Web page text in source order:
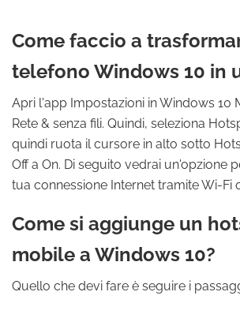
Come faccio a
telefono Windows 10 in
Apri l'app Impostazioni in Windows 10
Rete & senza fili. Quindi, seleziona
quindi ruota il cursore in alto sotto
Off a On. Di seguito vedrai un'opzione
tua connessione Internet tramite Wi-Fi
Come si aggiunge un
mobile a Windows 10?
Quello che devi fare è seguire i